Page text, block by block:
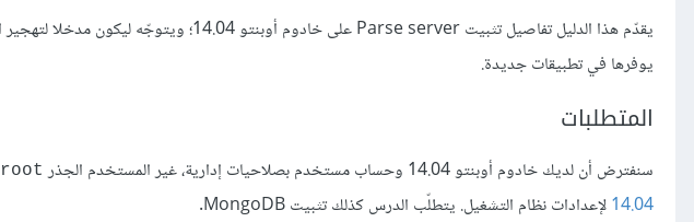
يوفرها في تطبيقات جديدة.
المتطلبات
سنفترض أن لديك خادوم أوبنتو 14.04 وحساب مستخدم بصلاحيات إدارية، غير المستخدم الجذر root
14.04لإعدادات نظام التشغيل. يتطلّب الدرس كذلك تثبيت MongoDB.